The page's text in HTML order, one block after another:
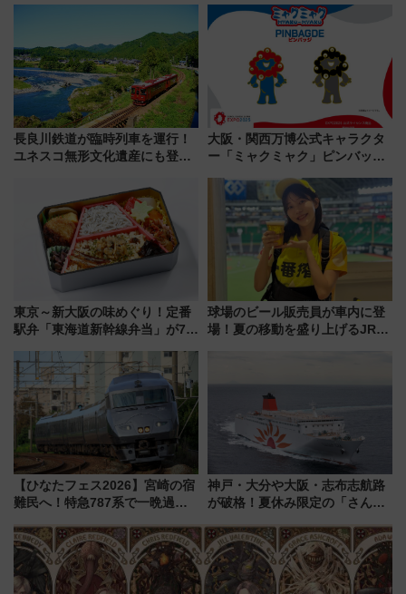
歩1キロ超え！ 知っておきたい
変更点まとめ
長良川鉄道が臨時列車を運行！
ユネスコ無形文化遺産にも登録
に 乗車には予約が必要
大阪・関西万博公式キャラクタ
ー「ミャクミャク」ピンバッジ
中旬発売
東京～新大阪の味めぐり！定番
駅弁「東海道新幹線弁当」が7月
球場のビール販売員が車内に登
場！夏の移動を盛り上げるJR九
【ひなたフェス2026】宮崎の宿
難民へ！特急787系で一晩過ご
ローおひさま」が救世主に？
神戸・大分や大阪・志布志航路
が破格！夏休み限定の「さんふ
ート 夕朝食ビュッフェ付きで
快適な船旅はいかが？